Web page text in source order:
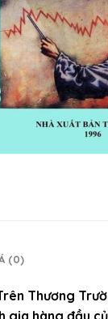
(0)
Thương
gia hàng đầu